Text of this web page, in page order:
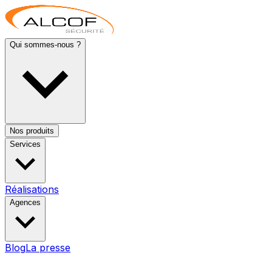
Qui sommes-nous ?
Nos produits
Services
Réalisations
Agences
BlogLa presse